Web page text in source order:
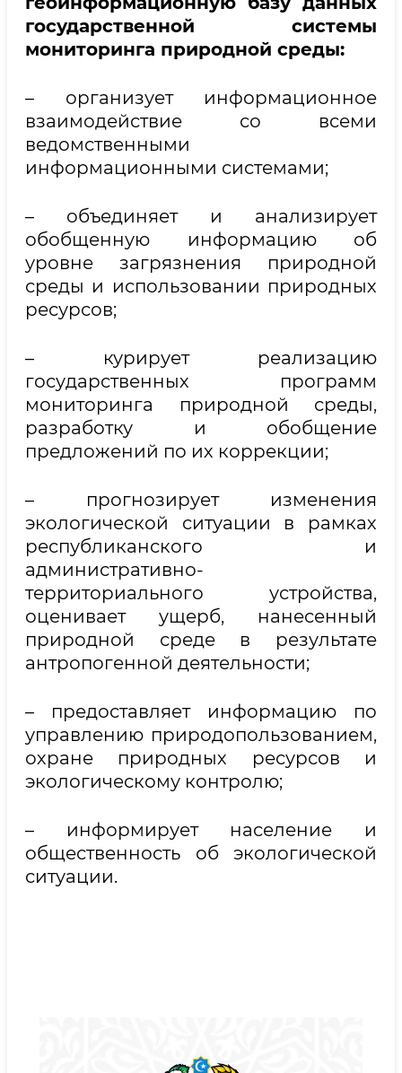
государственной системы
мониторинга природной среды:
– организует информационное
взаимодействие со всеми
ведомственными
информационными системами;
– объединяет и анализирует
обобщенную информацию об
уровне загрязнения природной
среды и использовании природных
ресурсов;
– курирует реализацию
государственных программ
мониторинга природной среды,
разработку и обобщение
предложений по их коррекции;
– прогнозирует изменения
экологической ситуации в рамках
республиканского и
административно-
территориального устройства,
оценивает ущерб, нанесенный
природной среде в результате
антропогенной деятельности;
– предоставляет информацию по
управлению природопользованием,
охране природных ресурсов и
экологическому контролю;
– информирует население и
общественность об экологической
ситуации.